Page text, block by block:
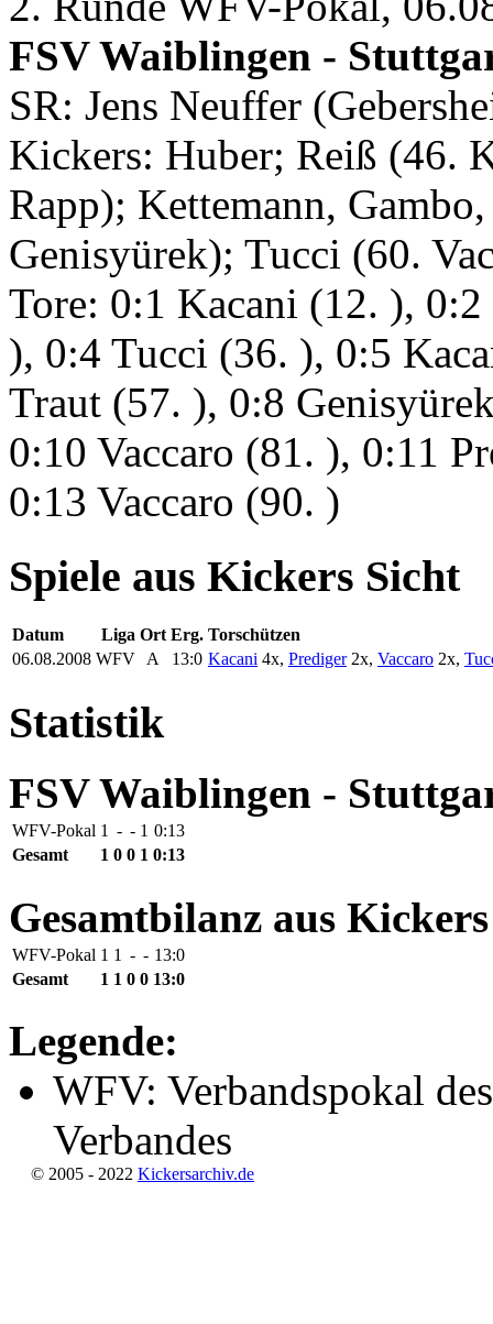
FSV Waiblingen -
SR: Jens Neuffer
Kickers: Huber; Reiß (46.
Rapp); Kettemann,
Genisyürek); Tucci (60.
Tore: 0:1 Kacani (12. ),
), 0:4 Tucci (36. ), 0:5
Traut (57. ), 0:8
0:10 Vaccaro (81. ), 0:11
0:13 Vaccaro (90. )
Spiele aus Kickers Sicht
Datum Liga Ort Erg. Torschützen
06.08.2008 WFV A 13:0 Kacani 4x, Prediger2x, Vaccaro 2x,
Statistik
FSV Waiblingen -
WFV-Pokal 1 - - 1 0:13
Gesamt
1 0 0 1 0:13
Gesamtbilanz aus
WFV-Pokal 1 1 - - 13:0
Gesamt
1 1 0 0 13:0
Legende:
WFV: Verbandspokal
Verbandes
© 2005 - 2022 Kickersarchiv.de